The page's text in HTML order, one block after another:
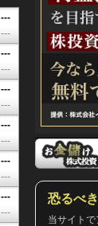
---
---
---
---
---
---
---
---
---
---
---
---
恐るべ
当サイト